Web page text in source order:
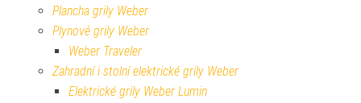
Plancha grily Weber
Plynové grily Weber
Weber Traveler
Zahradní i stolní elektrické grily Weber
Elektrické grily Weber Lumin